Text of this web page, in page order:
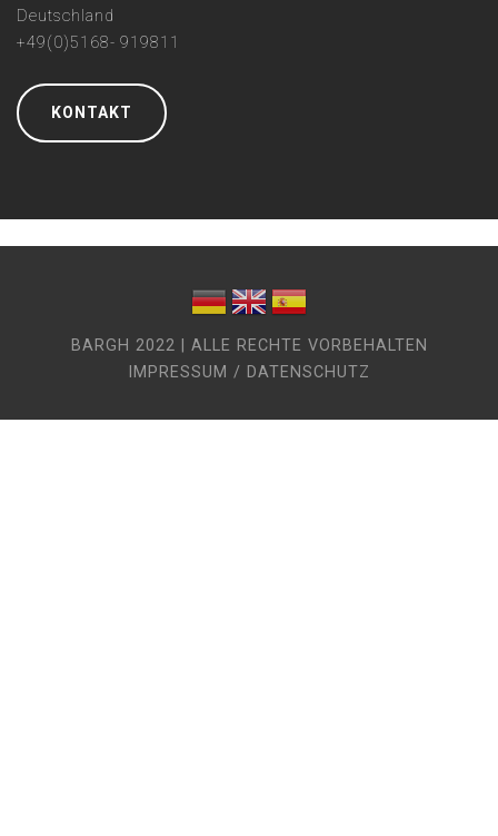
Deutschland
+49(0)5168- 919811
KONTAKT
BARGH 2022 | ALLE RECHTE VORBEHALTEN
IMPRESSUM / DATENSCHUTZ